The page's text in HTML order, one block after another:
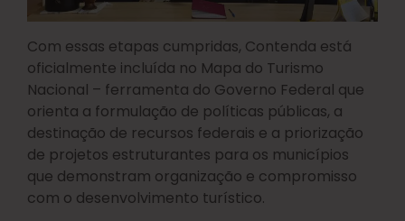
Com essas etapas cumpridas, Contenda está
oficialmente incluída no Mapa do Turismo
Nacional – ferramenta do Governo Federal que
orienta a formulação de políticas públicas, a
destinação de recursos federais e a priorização
de projetos estruturantes para os municípios
que demonstram organização e compromisso
com o desenvolvimento turístico.